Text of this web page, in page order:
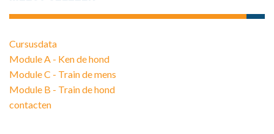
Cursusdata
Module A - Ken de hond
Module C - Train de mens
Module B - Train de hond
contacten